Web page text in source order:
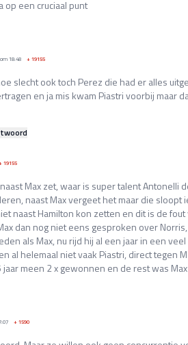
op een cruciaal punt
18:48 +19155
slecht ook toch Perez die had er alles
en ja mis kwam Piastri voorbij maar
19155
Max zet, waar is super talent Antonelli
naast Max vergeet het maar die
naast Hamilton kon zetten en dit is de
dan nog niet eens gesproken over
als Max, nu rijd hij al een jaar in een
al helemaal niet vaak Piastri, direct tegen
meen 2 x gewonnen en de rest was
+1590